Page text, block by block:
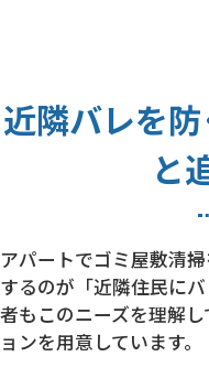
近隣バレを
と
アパートでゴミ屋敷清
するのが「近隣住民に
者もこのニーズを理解
ョンを用意しています。